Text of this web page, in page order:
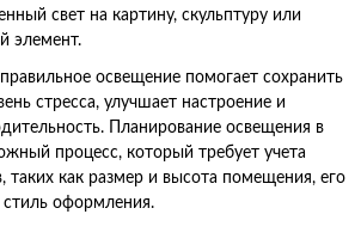
свет на картину, скульптуру или
элемент.
освещение помогает сохранить
стресса, улучшает настроение и
Планирование освещения в
процесс, который требует учета
таких как размер и высота помещения, его
оформления.